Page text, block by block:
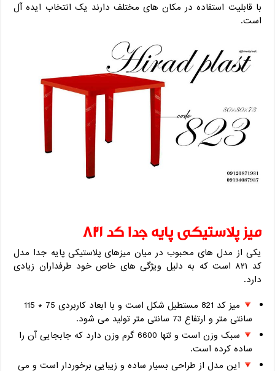
با قابلیت استفاده در مکان های مختلف دارند یک انتخاب ایده آل
است.
میز پلاستیکی پایه جدا کد ۸۲۱
یکی از مدل های محبوب در میان میزهای پلاستیکی پایه جدا مدل
کد ۸۲۱ است که به دلیل ویژگی های خاص خود طرفداران زیادی
دارد.
میز کد 821 مستطیل شکل است و با ابعاد کاربردی 75 * 115
سانتی متر و ارتفاع 73 سانتی متر تولید می شود.
سبک وزن است و تنها 6600 گرم وزن دارد که جابجایی آن را
ساده کرده است.
این مدل از طراحی بسیار ساده و زیبایی برخوردار است و می